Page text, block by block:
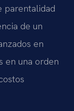
parentalidad
de un
en
en una orden